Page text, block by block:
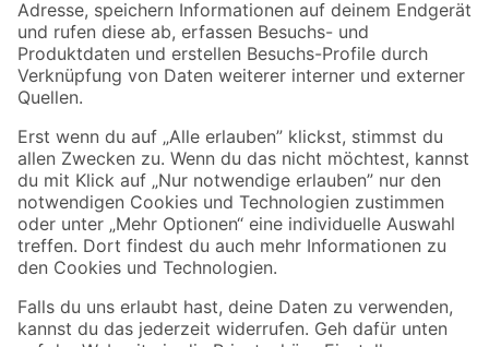
Zahlungsarten Versandarten
Sicher einkaufen
Jetzt die toom-App herunterladen
Alle Preisangaben in EUR inkl. gesetzl. MwSt.. Die dargestellten Angebote sind unter